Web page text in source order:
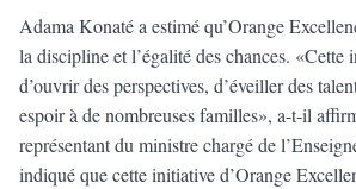
Adama Konaté a estimé qu’Orange
la discipline et l’égalité des chances. «Cette
d’ouvrir des perspectives, d’éveiller des
espoir à de nombreuses familles», a-t-il
représentant du ministre chargé de
indiqué que cette initiative d’Orange